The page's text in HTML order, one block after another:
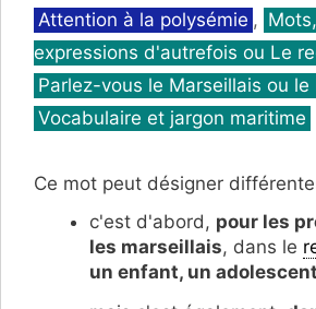
Catégories
Attention à la polysémie ,
expressions d'autrefois ou Le
Parlez-vous le Marseillais ou le
Vocabulaire et jargon maritime
Ce mot peut désigner
c'est d'abord, pour les
les marseillais, dans le
un enfant, un